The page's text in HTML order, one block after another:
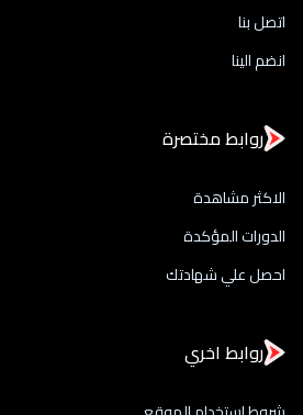
اتصل بنا
انضم الينا
روابط مختصرة
الاكثر مشاهدة
الدورات المؤكدة
احصل علي شهادتك
روابط اخري